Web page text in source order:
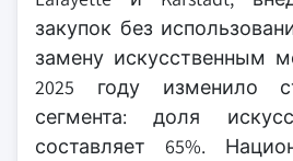
закупок без
замену искусственным
2025 году изменило
сегмента: доля
составляет 65%.